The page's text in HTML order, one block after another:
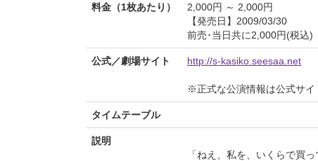
料金（1枚あたり）
2,000円 ～ 2,000円
【発売日】2009/03/30
前売･当日共に2,000円(税
公式／劇場サイト http://s-kasiko.seesaa.net
※正式な公演情報は公式サイ
タイムテーブル
説明
「ねえ、私を、いくらで買っ